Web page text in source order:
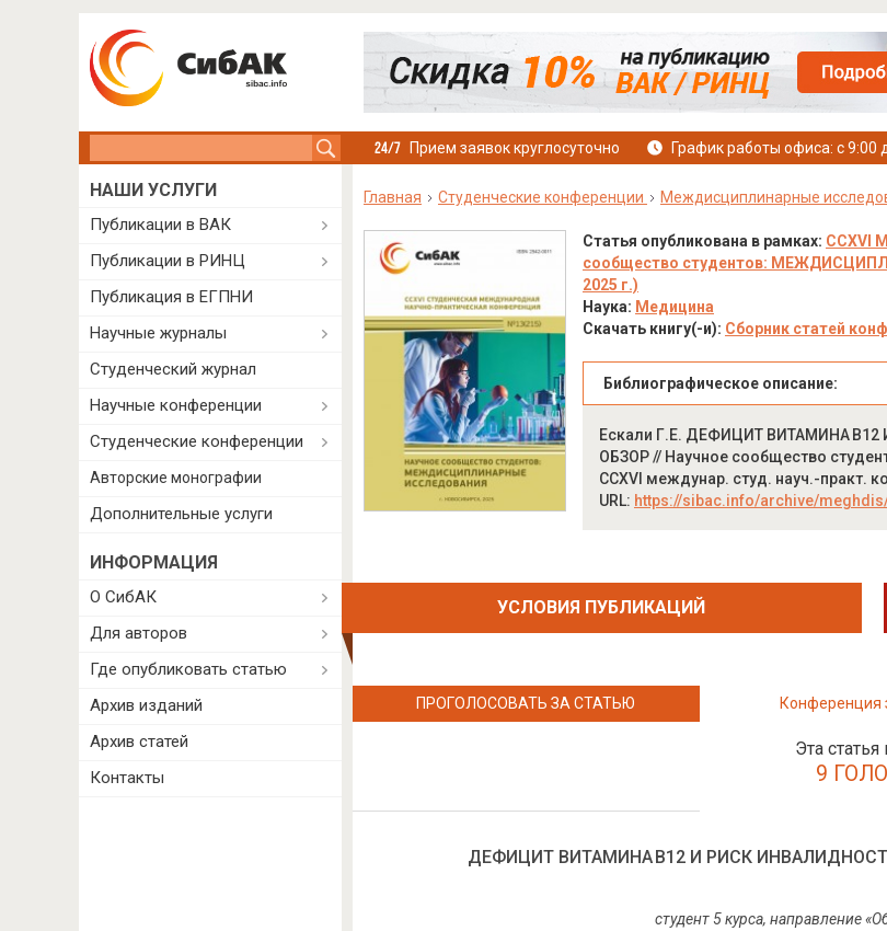
Прием заявок круглосуточно График работы офиса: с 9:00
Главная Студенческие конференции Междисциплинарные
Статья опубликована в рамках: CCXVI
сообщество студентов:
2025 г.)
Наука: Медицина
Скачать книгу(-и): Сборник статей
Библиографическое описание:
Ескали Г.Е. ДЕФИЦИТ ВИТАМИНА
ОБЗОР // Научное сообщество
CCXVI междунар. студ. науч.-практ.
URL: https://sibac.info/archive/
УСЛОВИЯ ПУБЛИКАЦИЙ
ПРОГОЛОСОВАТЬ ЗА СТАТЬЮ Конференция
Эта статья
9
ДЕФИЦИТ ВИТАМИНА B12 И РИСК
студент 5 курса, направление
НАШИ УСЛУГИ
Публикации в ВАК
Публикации в РИНЦ
Публикация в ЕГПНИ
Научные журналы
Студенческий журнал
Научные конференции
Студенческие конференции
Авторские монографии
Дополнительные услуги
ИНФОРМАЦИЯ
О СибАК
Для авторов
Где опубликовать статью
Архив изданий
Архив статей
Контакты